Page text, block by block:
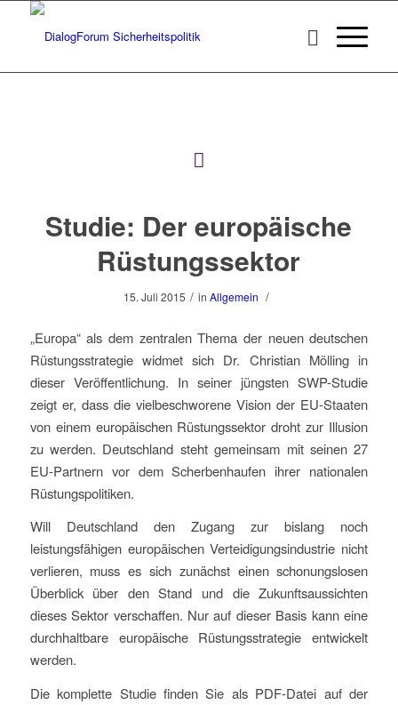
Studie: Der europäische
Rüstungssektor
15. Juli 2015 / inAllgemein /
„Europa“ als dem zentralen Thema der neuen deutschen
Rüstungsstrategie widmet sich Dr. Christian Mölling in
dieser Veröffentlichung. In seiner jüngsten SWP-Studie
zeigt er, dass die vielbeschworene Vision der EU-Staaten
von einem europäischen Rüstungssektor droht zur Illusion
zu werden. Deutschland steht gemeinsam mit seinen 27
EU-Partnern vor dem Scherbenhaufen ihrer nationalen
Rüstungspolitiken.
Will Deutschland den Zugang zur bislang noch
leistungsfähigen europäischen Verteidigungsindustrie nicht
verlieren, muss es sich zunächst einen schonungslosen
Überblick über den Stand und die Zukunftsaussichten
dieses Sektor verschaffen. Nur auf dieser Basis kann eine
durchhaltbare europäische Rüstungsstrategie entwickelt
werden.
Die komplette Studie finden Sie als PDF-Datei auf der